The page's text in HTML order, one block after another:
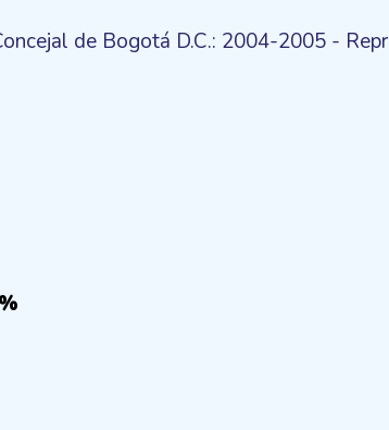
de Bogotá D.C.: 2004-2005 -